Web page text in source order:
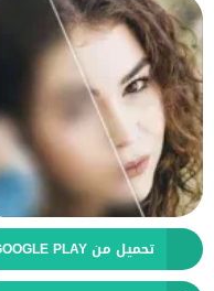
تحميل من GOOGLE PLAY